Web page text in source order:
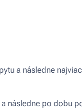
a následne
následne po dobu